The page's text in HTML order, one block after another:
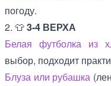
погоду.
2. 👕3-4 ВЕРХА
Белая футболка из
выбор, подходит
Блуза или рубашка